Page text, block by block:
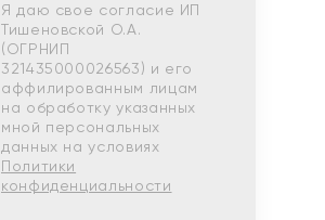
Я даю свое согласие ИП
Тишеновской О.А.
(ОГРНИП
321435000026563) и его
аффилированным лицам
на обработку указанных
мной персональных
данных на условиях
Политики
конфиденциальности